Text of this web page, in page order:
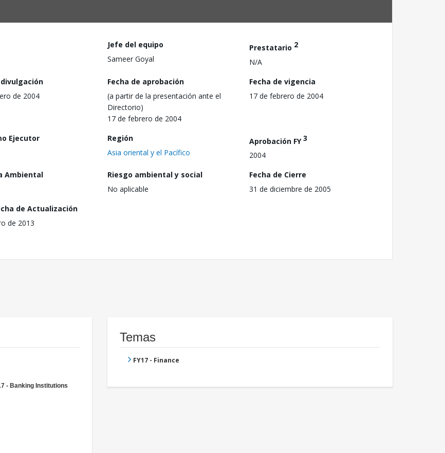
Jefe del equipo
Sameer Goyal
Prestatario 2
N/A
divulgación
de 2004
Fecha de aprobación
(a partir de la presentación ante el
Directorio)
17 de febrero de 2004
Fecha de vigencia
17 de febrero de 2004
Ejecutor
Región
Asia oriental y el Pacífico
Aprobación FY3
2004
Ambiental
Riesgo ambiental y social
No aplicable
Fecha de Cierre
31 de diciembre de 2005
de Actualización
de 2013
- Banking Institutions
Temas
FY17 - Finance